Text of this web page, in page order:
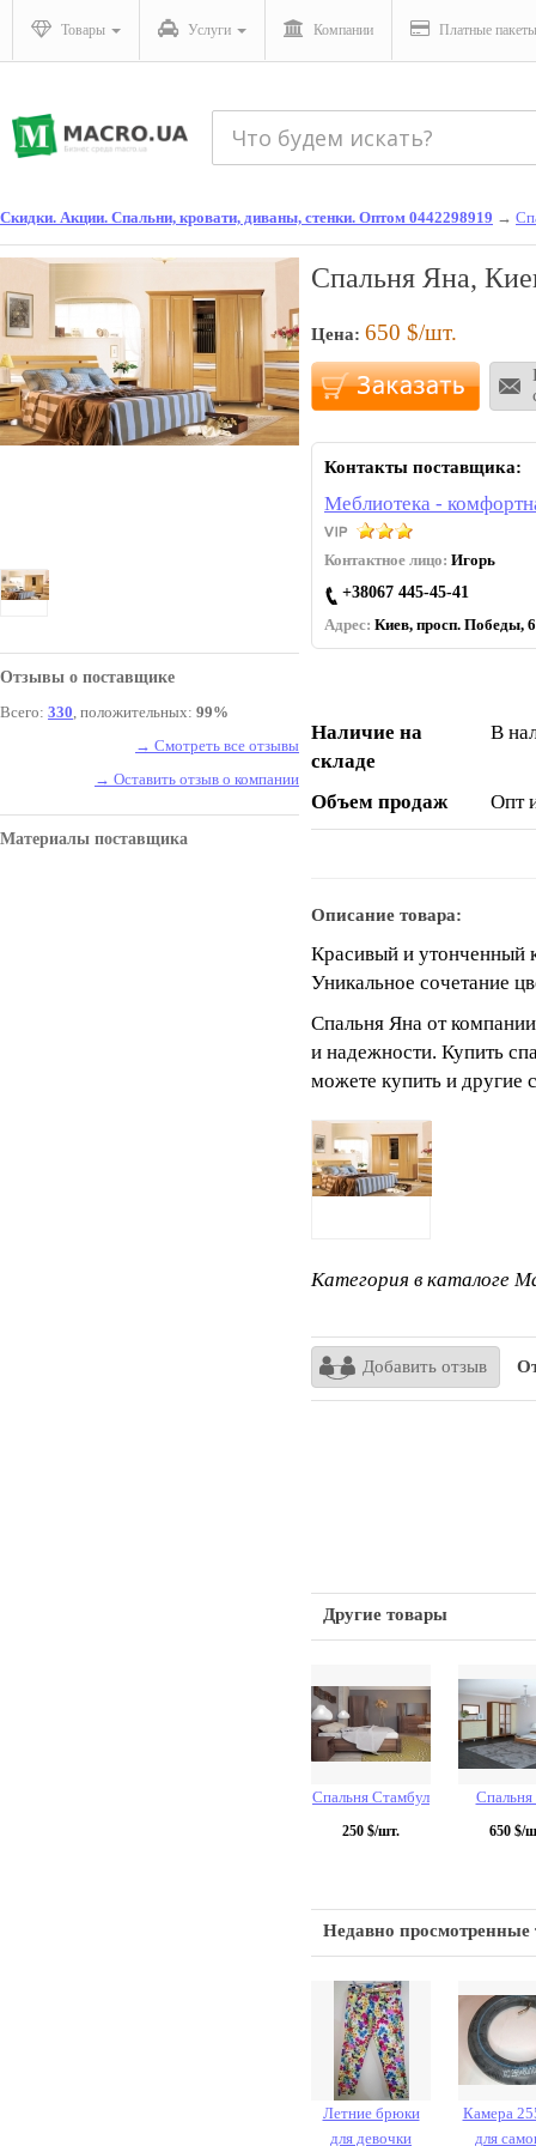
Товары Услуги Компании Платные пакеты
Скидки. Акции. Спальни, кровати, диваны, стенки. Оптом 0442298919 →
Отзывы о поставщике
Всего: 330, положительных: 99%
→ Смотреть все отзывы
→ Оставить отзыв о компании
Материалы поставщика
Спальня Яна,
Цена: 650 $/шт.
Контакты поставщика:
Меблиотека -
Контактное лицо: Игорь
+38067 445-45-41
Адрес: Киев, просп. Победы,
Наличие на
складе
В
Объем продаж Опт
Описание товара:
Красивый и утонченный
Уникальное сочетание
Спальня Яна от
и надежности. Купить
можете купить и другие
Категория в каталоге
Добавить отзыв
Другие товары
Спальня Стамбул
250 $/шт.
Спальня
650 $/
Недавно просмотренные
Летние брюки
для девочки
Камера
для